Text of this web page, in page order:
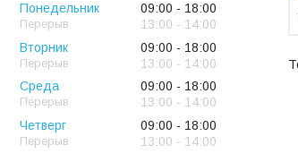
Понедельник 09:00
18:00
13:00
14:00
Вторник
09:00
18:00
13:00
14:00
Среда
09:00
18:00
13:00
14:00
Четверг
09:00
18:00
13:00
14:00